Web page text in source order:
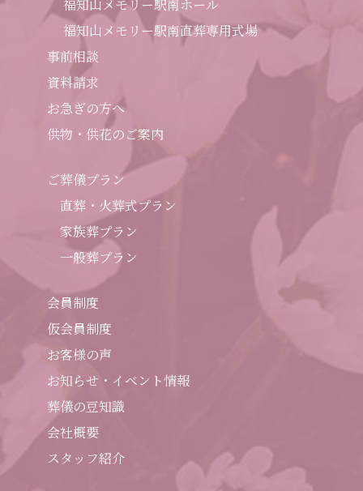
福知山メモリー駅南ホール
福知山メモリー駅南直葬専用式場
事前相談
資料請求
お急ぎの方へ
供物・供花のご案内
ご葬儀プラン
直葬・火葬式プラン
家族葬プラン
一般葬プラン
会員制度
仮会員制度
お客様の声
お知らせ・イベント情報
葬儀の豆知識
会社概要
スタッフ紹介